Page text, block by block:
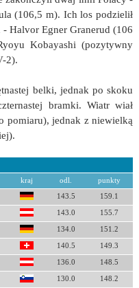
(106,5 m). Ich los podzielił
Halvor Egner Granerud (106
Kobayashi (pozytywny
2).
belki, jednak po skoku
bramki. Wiatr wiał
pomiaru), jednak z niewielką
kraj odl. punkty
143.5 159.1
143.0 155.7
134.0 151.2
140.5 149.3
136.0 148.5
130.0 148.2